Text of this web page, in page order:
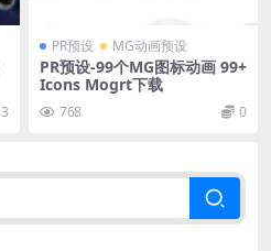
3
PR预设 MG动画预设
PR预设-99个MG图标动画 99+
Icons Mogrt下载
768 0